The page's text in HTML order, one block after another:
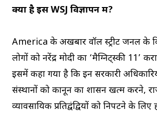
क्या है इस WSJ विज्ञापन में?
America के अखबार वॉल स्ट्रीट जर्नल के
लोगों को नरेंद्र मोदी का ‘मैग्निट्स्की 11’
इसमें कहा गया है कि इन सरकारी
संस्थानों को कानून का शासन खत्म करने,
व्यावसायिक प्रतिद्वंद्वियों को निपटने के लिए